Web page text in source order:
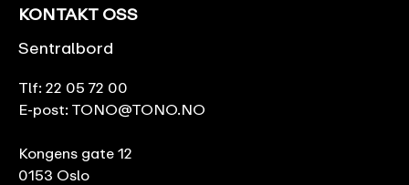
KONTAKT OSS
Sentralbord
Tlf: 22 05 72 00
E-post: TONO@TONO.NO
Kongens gate 12
0153 Oslo